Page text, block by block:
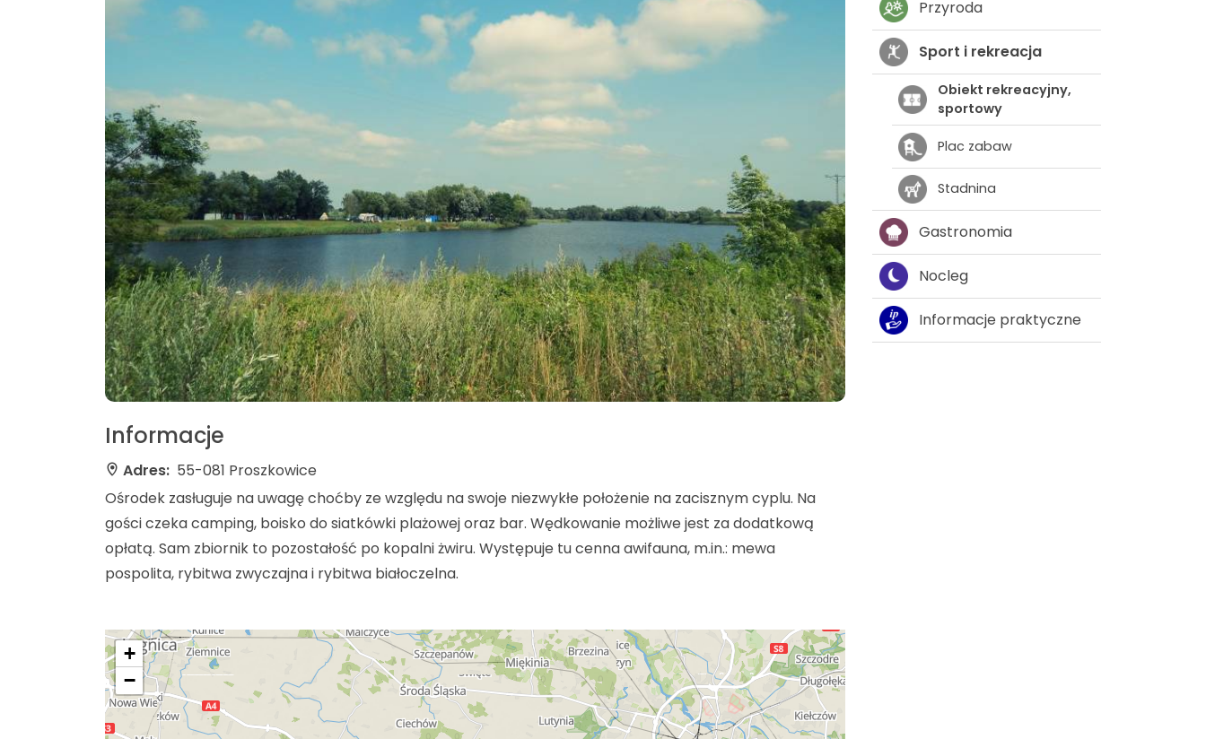
Informacje
Adres: 55-081 Proszkowice
Ośrodek zasługuje na uwagę choćby ze względu na swoje niezwykłe położenie na zacisznym cyplu. Na
gości czeka camping, boisko do siatkówki plażowej oraz bar. Wędkowanie możliwe jest za dodatkową
opłatą. Sam zbiornik to pozostałość po kopalni żwiru. Występuje tu cenna awifauna, m.in.: mewa
pospolita, rybitwa zwyczajna i rybitwa białoczelna.
+
−
Przyroda
Sport i rekreacja
Obiekt rekreacyjny,
sportowy
Plac zabaw
Stadnina
Gastronomia
Nocleg
Informacje praktyczne